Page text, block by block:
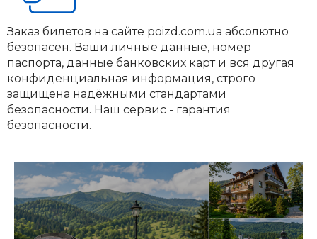
Заказ билетов на сайте poizd.com.ua абсолютно
безопасен. Ваши личные данные, номер
паспорта, данные банковских карт и вся другая
конфиденциальная информация, строго
защищена надёжными стандартами
безопасности. Наш сервис - гарантия
безопасности.